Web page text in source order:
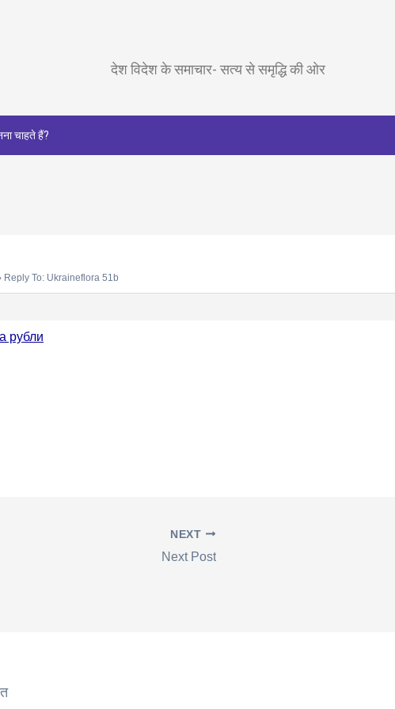
देश विदेश के समाचार- सत्य से समृद्धि की ओर
चाहते हैं?
Reply To: Ukraineflora 51b
рубли
NEXT
Next Post